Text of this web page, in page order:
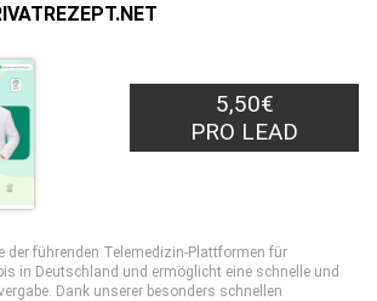
5,50€
PRO LEAD
der führenden Telemedizin-Plattformen für
in Deutschland und ermöglicht eine schnelle und
Dank unserer besonders schnellen